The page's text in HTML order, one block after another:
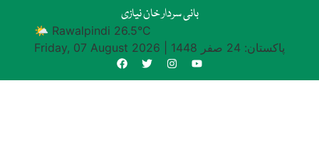
بانی سردار خان نیازی
🌤 Rawalpindi 26.5°C
Friday, 07 August 2026
پاکستان: 24 صفر 1448